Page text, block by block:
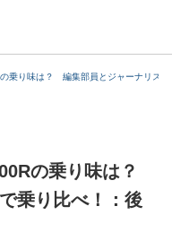
乗り味は？ 編集部員とジャーナリスト
の乗り味は？
乗り比べ！：後